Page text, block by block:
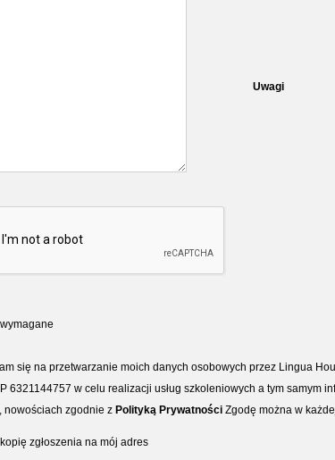
Uwagi
się na przetwarzanie moich danych osobowych przez Lingua
6321144757 w celu realizacji usług szkoleniowych a tym samym
nowościach zgodnie z Polityką Prywatności Zgodę można w
zgłoszenia na mój adres